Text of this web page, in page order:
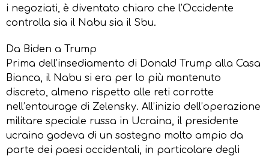
i negoziati, è diventato chiaro che l’Occidente
controlla sia il Nabu sia il Sbu.
Da Biden a Trump
Prima dell’insediamento di Donald Trump alla Casa
Bianca, il Nabu si era per lo più mantenuto
discreto, almeno rispetto alle reti corrotte
nell’entourage di Zelensky. All’inizio dell’operazione
militare speciale russa in Ucraina, il presidente
ucraino godeva di un sostegno molto ampio da
parte dei paesi occidentali, in particolare degli